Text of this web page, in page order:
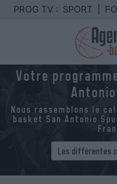
PROG TV : SPORT
Votre
Nous rassemblons le
basket San Antonio